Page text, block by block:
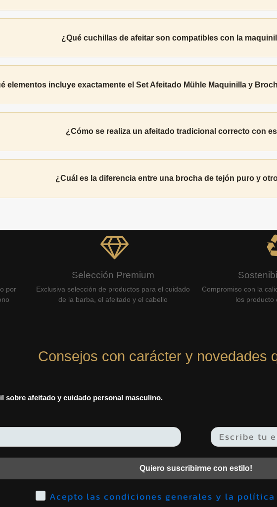
¿Qué cuchillas de afeitar son compatibles con la
elementos incluye exactamente el Set Afeitado Mühle Maquinilla y
¿Cómo se realiza un afeitado tradicional correcto con
¿Cuál es la diferencia entre una brocha de tejón puro y
por
Selección Premium
Exclusiva selección de productos para el cuidado
de la barba, el afeitado y el cabello
Compromiso con la
los producto
Consejos con carácter y novedades
sobre afeitado y cuidado personal masculino.
Quiero suscribirme con estilo!
Acepto las condiciones generales y